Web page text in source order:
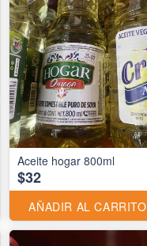
Aceite hogar 800ml
$32
AÑADIR AL CARRITO